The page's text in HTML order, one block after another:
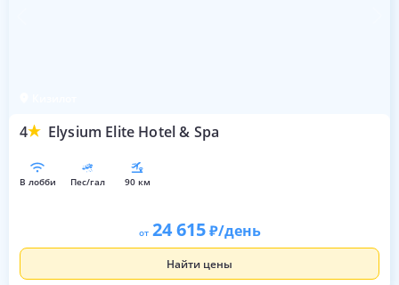
4 Elysium Elite Hotel & Spa
в лобби пес/гал 90 км
от 24 615 /день
Найти цены